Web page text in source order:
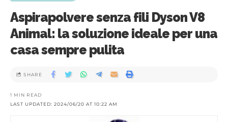
Aspirapolvere senza fili Dyson V8
Animal: la soluzione ideale per una
casa sempre pulita
LAST UPDATED: 2024/06/20 AT 10:22 AM
1 MIN READ
SHARE